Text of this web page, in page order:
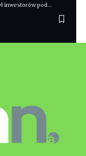
inwestorów pod…